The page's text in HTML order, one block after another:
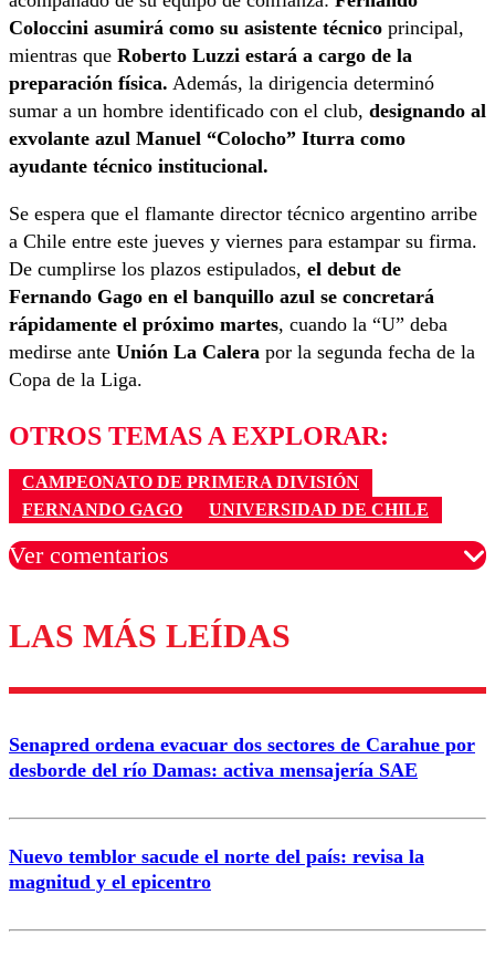
Coloccini asumirá como su asistente técnico principal,
mientras que Roberto Luzzi estará a cargo de la
preparación física. Además, la dirigencia determinó
sumar a un hombre identificado con el club, designando al
exvolante azul Manuel “Colocho” Iturra como
ayudante técnico institucional.
Se espera que el flamante director técnico argentino arribe
a Chile entre este jueves y viernes para estampar su firma.
De cumplirse los plazos estipulados, el debut de
Fernando Gago en el banquillo azul se concretará
rápidamente el próximo martes, cuando la “U” deba
medirse ante Unión La Calera por la segunda fecha de la
Copa de la Liga.
OTROS TEMAS A EXPLORAR:
CAMPEONATO DE PRIMERA DIVISIÓN
FERNANDO GAGO
UNIVERSIDAD DE CHILE
Ver comentarios
Los comentarios son moderados para garantizar un
diálogo respetuoso.
Correo
LAS MÁS LEÍDAS
Senapred ordena evacuar dos sectores de Carahue por
desborde del río Damas: activa mensajería SAE
Nuevo temblor sacude el norte del país: revisa la
magnitud y el epicentro